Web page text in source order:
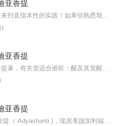
亚香提
亚香提
亚香提